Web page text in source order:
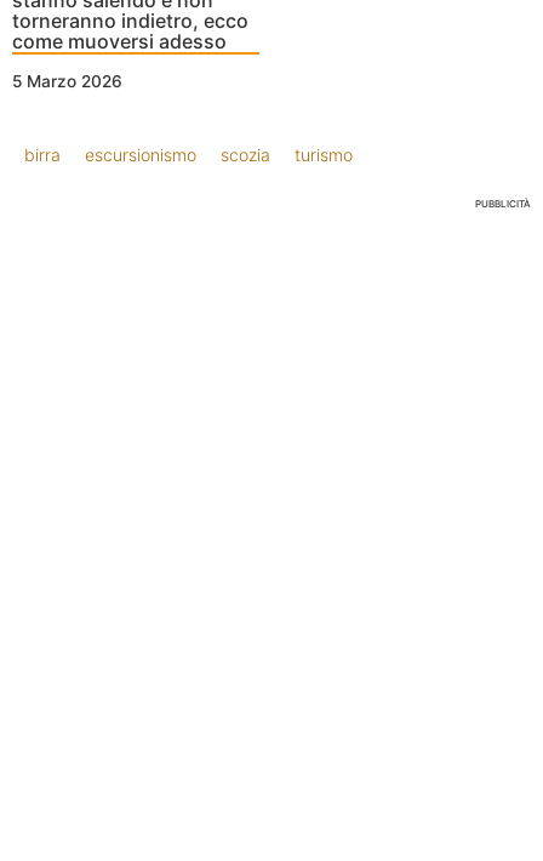
torneranno indietro, ecco
come muoversi adesso
5 Marzo 2026
birra escursionismo scozia turismo
PUBBLICITÀ